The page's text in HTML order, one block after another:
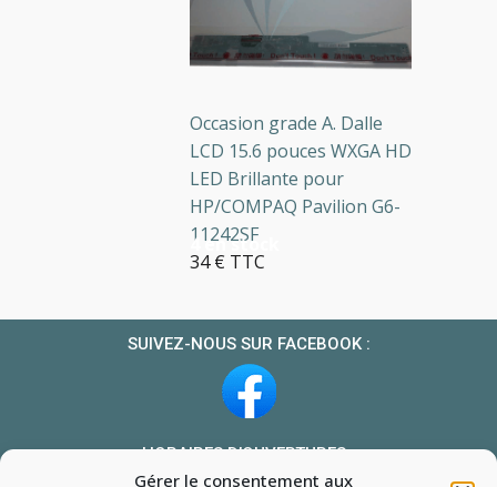
Gérer le consentement aux
4 en stock
Occasion grade A. Dalle
LCD 15.6 pouces WXGA HD
LED Brillante pour
HP/COMPAQ Pavilion G6-
11242SF
34 € TTC
SUIVEZ-NOUS SUR FACEBOOK :
HORAIRES D’OUVERTURES :
Du lundi au vendredi : 10h-13h et 14h-19h